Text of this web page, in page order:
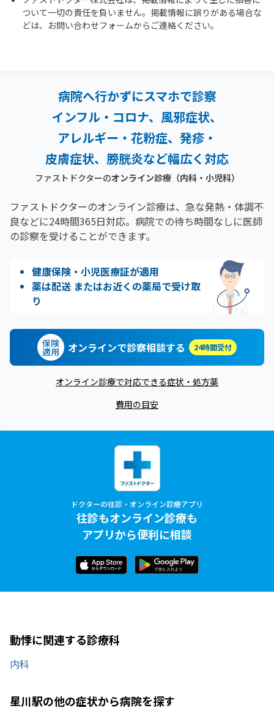
ついて一切の責任を負いません。掲載情報に誤りがある場合な
どは、お問い合わせフォームからご連絡ください。
病院へ行かずにスマホで診察
インフル・コロナ、風邪症状、
アレルギー・花粉症、 発疹・
皮膚症状、膀胱炎など幅広く対応
ファストドクターのオンライン診療（内科・小児科）
ファストドクターのオンライン診療は、急な発熱・体調不
良などに24時間365日対応。 病院での待ち時間なしに医師
の診察を受けることができます。
健康保険・小児医療証が適用
薬は配送 またはお近くの薬局で受け取
り
保険
適用 オンラインで診察相談する 24時間受付
オンライン診療で対応できる症状・処方薬
費用の目安
ドクターの往診・オンライン診療アプリ
往診もオンライン診療も
アプリから便利に相談
動悸に関連する診療科
内科
星川駅の他の症状から病院を探す